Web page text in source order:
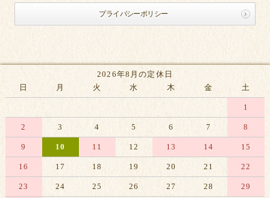
プライバシーポリシー
2026年8月の定休日
日
月 火 水 木 金 土
1
2 3 4 5 6 7 8
9 10 11 12 13 14 15
16 17 18 19 20 21 22
23 24 25 26 27 28 29